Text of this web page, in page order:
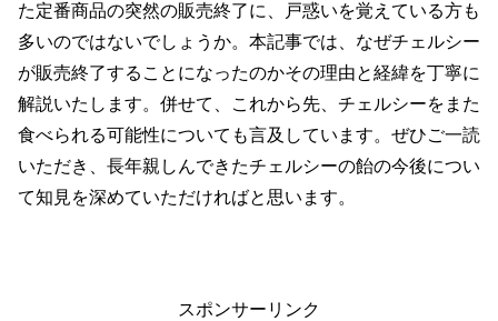
た定番商品の突然の販売終了に、戸惑いを覚えている方も
多いのではないでしょうか。本記事では、なぜチェルシー
が販売終了することになったのかその理由と経緯を丁寧に
解説いたします。併せて、これから先、チェルシーをまた
食べられる可能性についても言及しています。ぜひご一読
いただき、長年親しんできたチェルシーの飴の今後につい
て知見を深めていただければと思います。
スポンサーリンク